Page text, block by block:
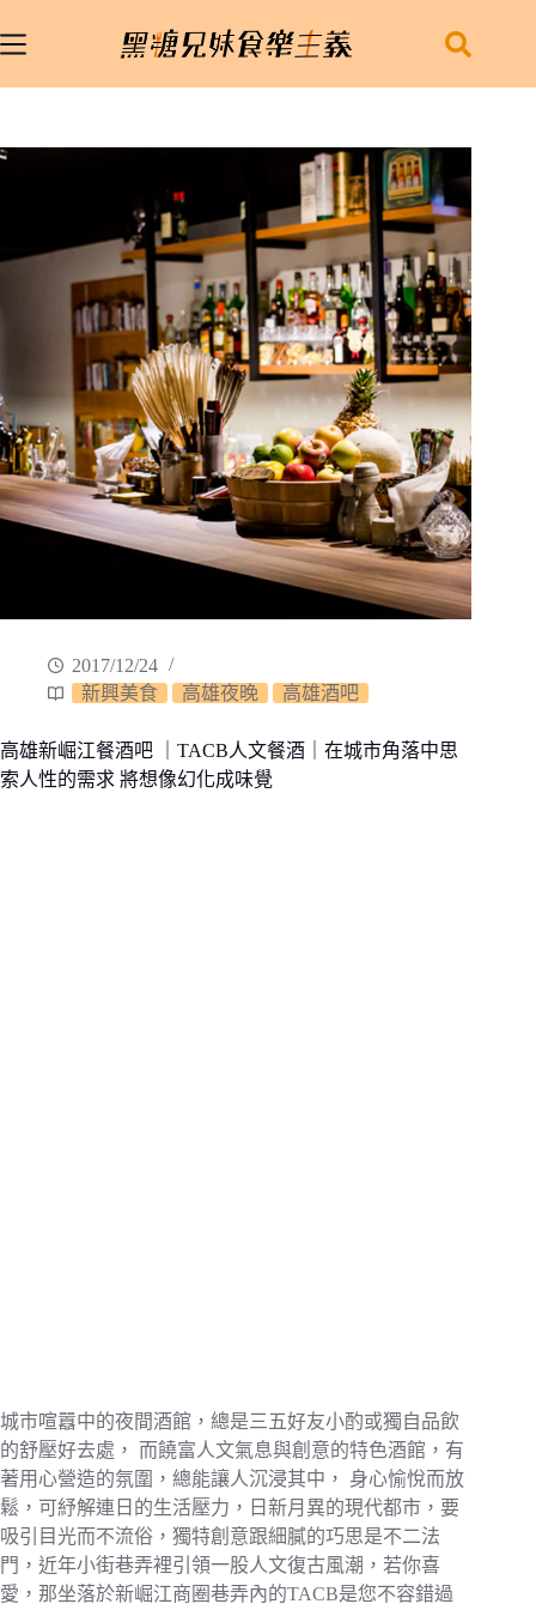
至
容
2017/12/24
新興美食
高雄夜晚 高雄酒吧
高雄新崛江餐酒吧 ｜TACB人文餐酒｜在城市角落中思
索人性的需求 將想像幻化成味覺
城市喧囂中的夜間酒館，總是三五好友小酌或獨自品飲
的舒壓好去處， 而饒富人文氣息與創意的特色酒館，有
著用心營造的氛圍，總能讓人沉浸其中， 身心愉悅而放
鬆，可紓解連日的生活壓力，日新月異的現代都市，要
吸引目光而不流俗，獨特創意跟細膩的巧思是不二法
門，近年小街巷弄裡引領一股人文復古風潮，若你喜
愛，那坐落於新崛江商圈巷弄內的TACB是您不容錯過